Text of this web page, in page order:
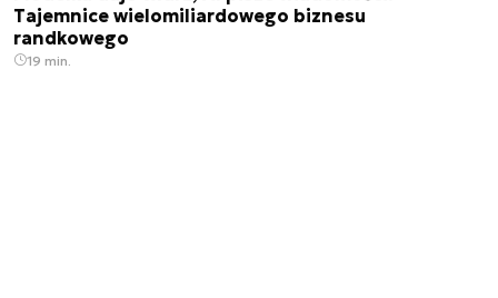
Tajemnice wielomiliardowego biznesu
randkowego
19 min.